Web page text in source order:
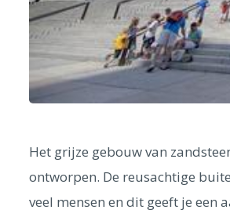
Het grijze gebouw van
ontworpen. De reusachtige
veel mensen en dit geeft je een